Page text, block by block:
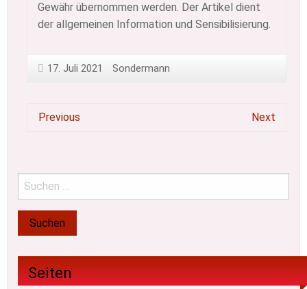
Gewähr übernommen werden. Der Artikel dient
der allgemeinen Information und Sensibilisierung.
17. Juli 2021 Sondermann
Previous Next
Seiten